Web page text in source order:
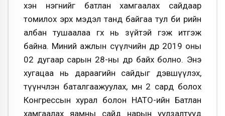
хэн нэгнийг батлан хамгаалах сайдаар
томилох эрх мэдэл танд байгаа тул би өөрийн
албан тушаалаа өгөх нь зүйтэй гэж итгэж
байна. Миний ажлын сүүлчийн өдөр 2019 оны
02 дугаар сарын 28-ны өдөр байх болно. Энэ
хугацаа нь дараагийн сайдыг дэвшүүлэх,
түүнчлэн баталгаажуулах, мөн 2 сард болох
Конгрессын хурал болон НАТО-ийн Батлан
хамгаалах яамны сайд нарын уулзалтууд